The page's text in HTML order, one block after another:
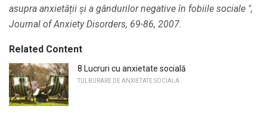
asupra anxietății și a gândurilor negative în fobiile sociale ",
Journal of Anxiety Disorders, 69-86, 2007.
Related Content
8 Lucruri cu anxietate socială
TULBURARE DE ANXIETATE SOCIALA